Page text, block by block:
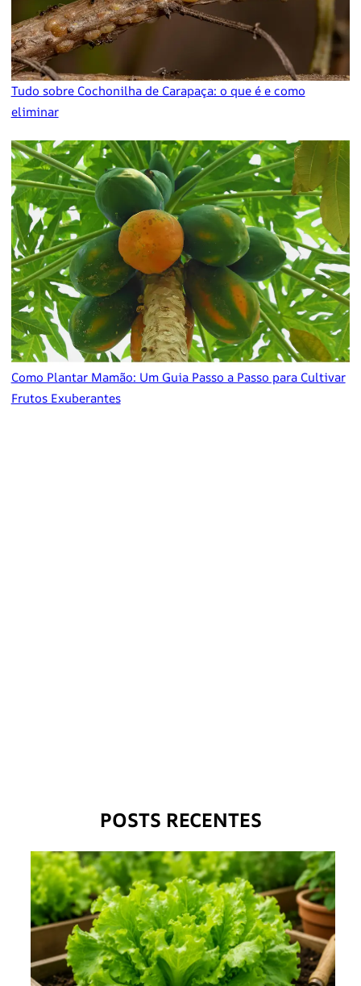
Tudo sobre Cochonilha de Carapaça: o que é e como
eliminar
Como Plantar Mamão: Um Guia Passo a Passo para Cultivar
Frutos Exuberantes
POSTS RECENTES